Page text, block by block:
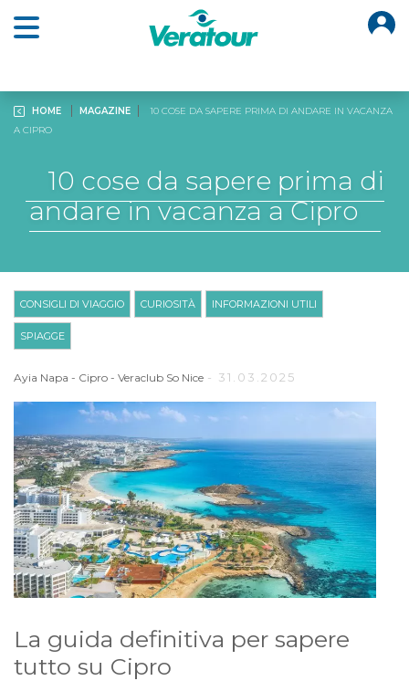
HOME MAGAZINE
10 COSE DA SAPERE PRIMA DI ANDARE IN VACANZA
A CIPRO
10 cose da sapere prima di
andare in vacanza a Cipro
CONSIGLI DI VIAGGIO CURIOSITÀ INFORMAZIONI UTILI
SPIAGGE
Ayia Napa - Cipro - Veraclub So Nice - 31.03.2025
La guida definitiva per sapere
tutto su Cipro